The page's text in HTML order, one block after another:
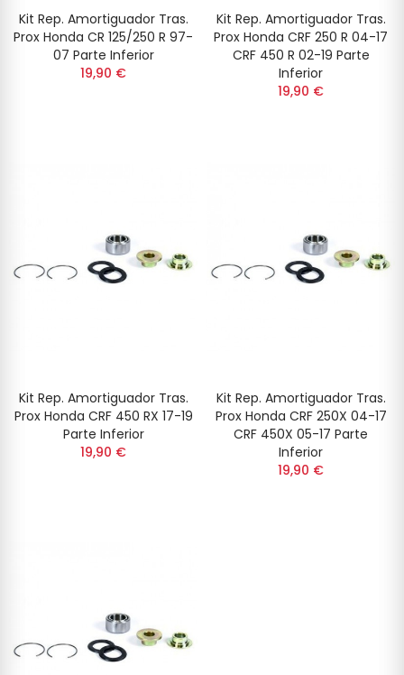
Kit Rep. Amortiguador Tras.
Prox Honda CR 125/250 R 97-
07 Parte Inferior
19,90 €
Kit Rep. Amortiguador Tras.
Prox Honda CRF 250 R 04-17
CRF 450 R 02-19 Parte
Inferior
19,90 €
Kit Rep. Amortiguador Tras.
Prox Honda CRF 450 RX 17-19
Parte Inferior
19,90 €
Kit Rep. Amortiguador Tras.
Prox Honda CRF 250X 04-17
CRF 450X 05-17 Parte
Inferior
19,90 €